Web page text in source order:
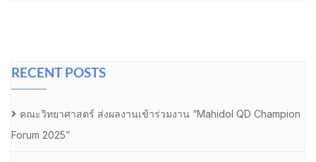
RECENT POSTS
คณะวิทยาศาสตร์ ส่งผลงานเข้าร่วมงาน “Mahidol QD Champion
Forum 2025”